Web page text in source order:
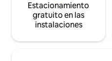
Estacionamiento
gratuito en las
instalaciones